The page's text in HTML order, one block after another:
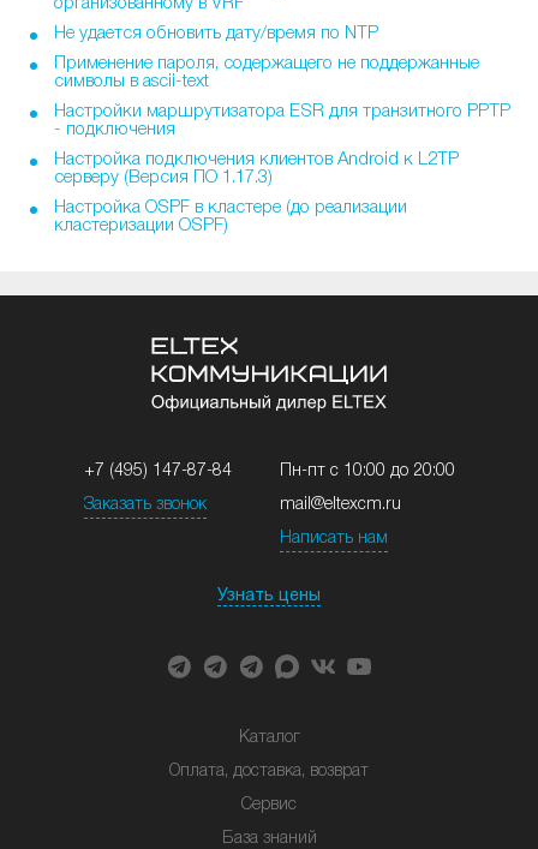
Не удается обновить дату/время по NTP
Применение пароля, содержащего не поддержанные
символы в ascii-text
Настройки маршрутизатора ESR для транзитного PPTP
- подключения
Настройка подключения клиентов Android к L2TP
серверу (Версия ПО 1.17.3)
Настройка OSPF в кластере (до реализации
кластеризации OSPF)
+7 (495) 147-87-84
Заказать звонок
Пн-пт с 10:00 до 20:00
mail@eltexcm.ru
Написать нам
Узнать цены
Каталог
Оплата, доставка, возврат
Сервис
База знаний